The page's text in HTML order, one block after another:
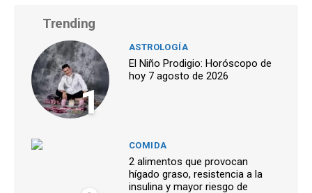
Trending
1
ASTROLOGÍA
El Niño Prodigio: Horóscopo de
hoy 7 agosto de 2026
COMIDA
2 alimentos que provocan
hígado graso, resistencia a la
insulina y mayor riesgo de